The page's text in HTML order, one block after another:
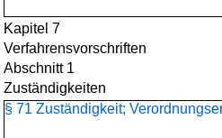
Kapitel 7
Verfahrensvorschriften
Abschnitt 1
Zuständigkeiten
§ 71 Zuständigkeit;